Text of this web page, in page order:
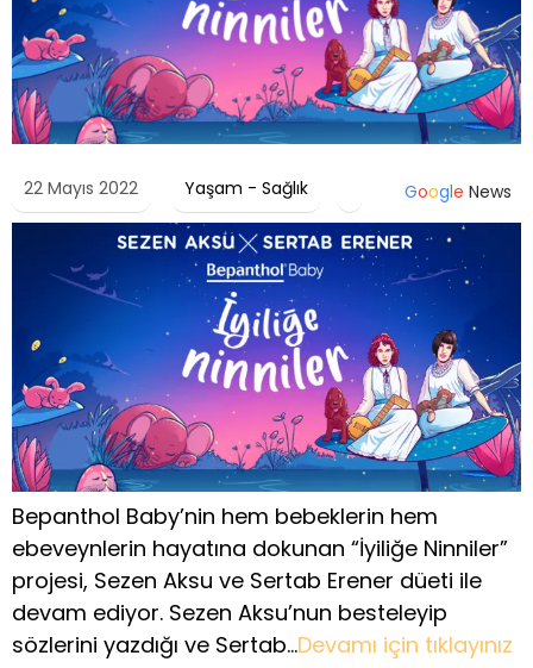
22 Mayıs 2022 Yaşam - Sağlık Google News
Bepanthol Baby’nin hem bebeklerin hem
ebeveynlerin hayatına dokunan “İyiliğe Ninniler”
projesi, Sezen Aksu ve Sertab Erener düeti ile
devam ediyor. Sezen Aksu’nun besteleyip
sözlerini yazdığı ve Sertab…Devamı için tıklayınız